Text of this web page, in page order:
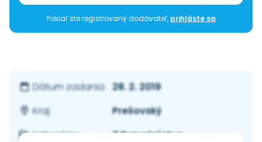
Pokiaľ ste registrovaný dodávateľ, prihláste sa
Dátum zadania: 28. 2. 2019
Kraj:
Prešovský
Kategória:
Zdravotníctvo